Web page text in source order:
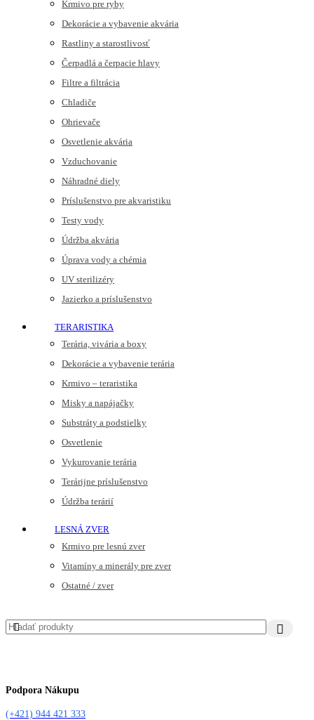
Krmivo pre ryby
Dekorácie a vybavenie akvária
Rastliny a starostlivosť
Čerpadlá a čerpacie hlavy
Filtre a filtrácia
Chladiče
Ohrievače
Osvetlenie akvária
Vzduchovanie
Náhradné diely
Príslušenstvo pre akvaristiku
Testy vody
Údržba akvária
Úprava vody a chémia
UV sterilizéry
Jazierko a príslušenstvo
TERARISTIKA
Terária, vivária a boxy
Dekorácie a vybavenie terária
Krmivo – teraristika
Misky a napájačky
Substráty a podstielky
Osvetlenie
Vykurovanie terária
Terárijne príslušenstvo
Údržba terárií
LESNÁ ZVER
Krmivo pre lesnú zver
Vitamíny a minerály pre zver
Ostatné / zver
Podpora Nákupu
(+421) 944 421 333